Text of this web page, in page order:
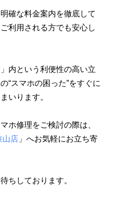
確な料金案内を徹底して
利用される方でも安心し
」内という利便性の高い立
“スマホの困った”をすぐに
いります。
ホ修理をご検討の際は、
山店 」へお気軽にお立ち寄
ちしております。